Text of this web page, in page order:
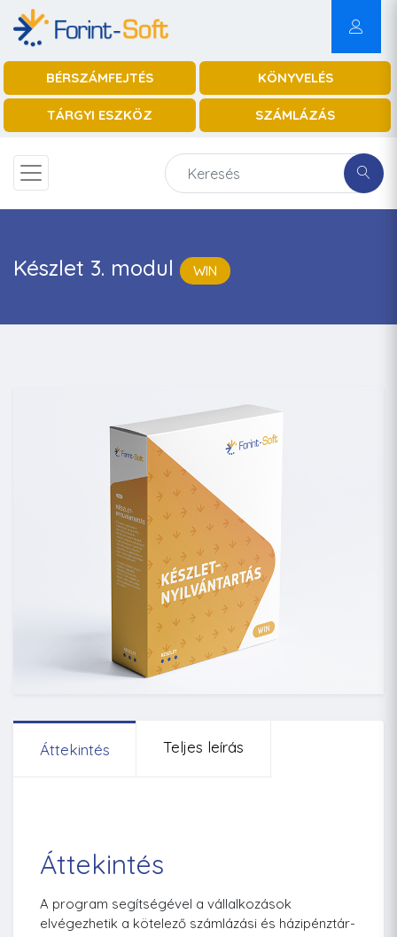
BÉRSZÁMFEJTÉS KÖNYVELÉS
TÁRGYI ESZKÖZ SZÁMLÁZÁS
Készlet 3. modul WIN
Áttekintés Teljes leírás
Áttekintés
A program segítségével a vállalkozások
elvégezhetik a kötelező számlázási és házipénztár-